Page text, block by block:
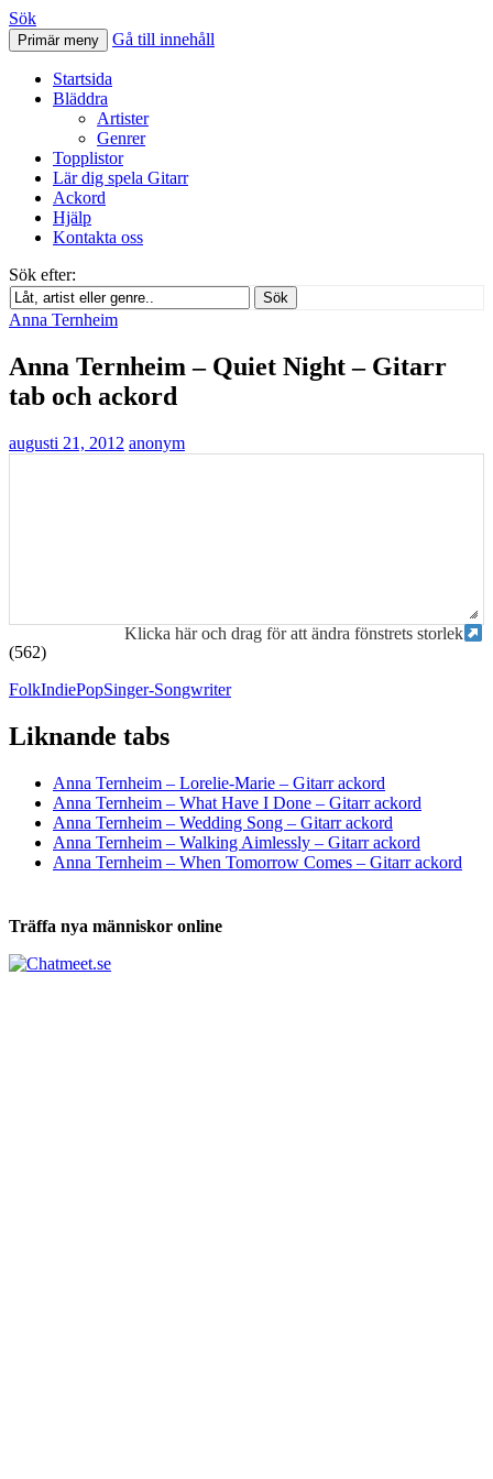
Svenskatabs.se
Sök
Primär meny Gå till innehåll
Startsida
Bläddra
Artister
Genrer
Topplistor
Lär dig spela Gitarr
Ackord
Hjälp
Kontakta oss
Sök efter:
Sök
Anna Ternheim
Anna Ternheim – Quiet Night – Gitarr
tab och ackord
augusti 21, 2012 anonym
Klicka här och drag för att ändra fönstrets storlek
(562)
FolkIndiePopSinger-Songwriter
Liknande tabs
Anna Ternheim – Lorelie-Marie – Gitarr ackord
Anna Ternheim – What Have I Done – Gitarr ackord
Anna Ternheim – Wedding Song – Gitarr ackord
Anna Ternheim – Walking Aimlessly – Gitarr ackord
Anna Ternheim – When Tomorrow Comes – Gitarr ackord
Träffa nya människor online